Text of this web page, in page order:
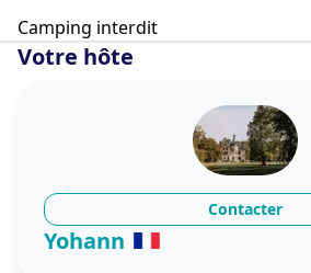
produits d’hygiène (savon, gel
dépôt de bagages
séjours longue durée acceptés
Piscine extérieure commune
à octobre, de 10h à 20h),
acceptés, sécurité assurée
Camping interdit
Votre hôte
Contacter
Yohann